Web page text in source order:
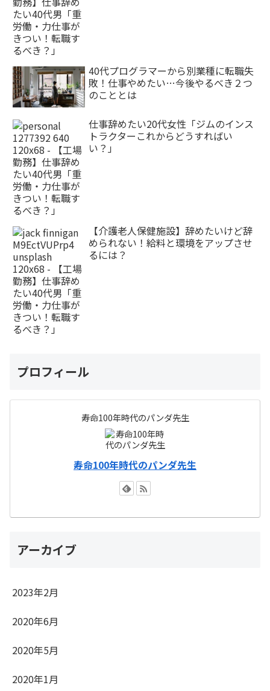
40代プログラマーから別業種に転職失
敗！仕事やめたい…今後やるべき２つ
のこととは
仕事辞めたい20代女性「ジムのインス
トラクターこれからどうすればい
い？」
【介護老人保健施設】辞めたいけど辞
められない！給料と環境をアップさせ
るには？
プロフィール
寿命100年時代のパンダ先生
寿命100年時代のパンダ先生
アーカイブ
2023年2月
2020年6月
2020年5月
2020年1月